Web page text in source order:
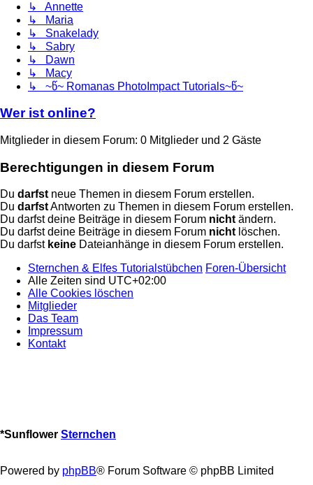
↳ Annette
↳ Maria
↳ Snakelady
↳ Sabry
↳ Dawn
↳ Macy
↳ ~წ~ Romanas PhotoImpact Tutorials~წ~
Wer ist online?
Mitglieder in diesem Forum: 0 Mitglieder und 2 Gäste
Berechtigungen in diesem Forum
Du darfstneue Themen in diesem Forum erstellen.
Du darfstAntworten zu Themen in diesem Forum erstellen.
Du darfst deine Beiträge in diesem Forum nichtändern.
Du darfst deine Beiträge in diesem Forum nichtlöschen.
Du darfst keine Dateianhänge in diesem Forum erstellen.
Sternchen & Elfes Tutorialstübchen Foren-Übersicht
Alle Zeiten sind UTC+02:00
Alle Cookies löschen
Mitglieder
Das Team
Impressum
Kontakt
*Sunflower Sternchen
Powered by phpBB® Forum Software © phpBB Limited